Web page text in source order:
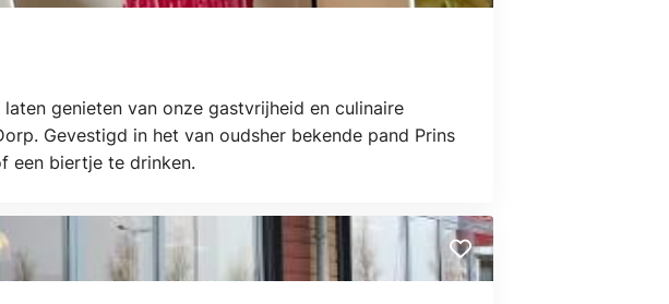
genieten van onze gastvrijheid en culinaire
Gevestigd in het van oudsher bekende pand Prins
een biertje te drinken.